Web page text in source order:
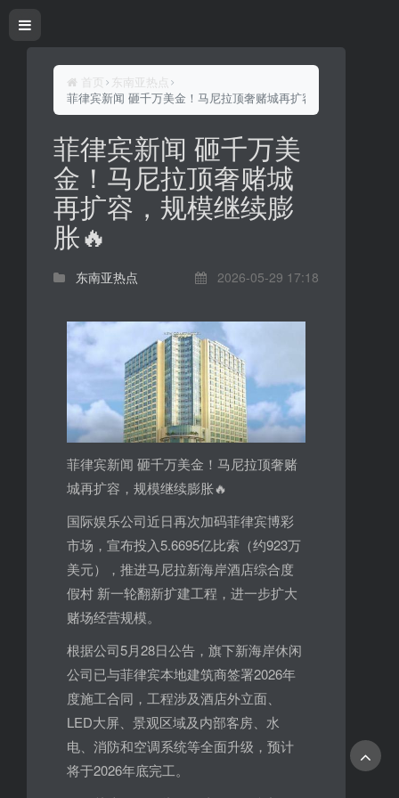
首页
东南亚热点
菲律宾新闻 砸千万美金！马尼拉顶奢赌城再扩容，规模继续膨胀
菲律宾新闻 砸千万美
金！马尼拉顶奢赌城
再扩容，规模继续膨
胀🔥
东南亚热点 2026-05-29 17:18
菲律宾新闻 砸千万美金！马尼拉顶奢赌
城再扩容，规模继续膨胀🔥
国际娱乐公司近日再次加码菲律宾博彩
市场，宣布投入5.6695亿比索（约923万
美元），推进马尼拉新海岸酒店综合度
假村 新一轮翻新扩建工程，进一步扩大
赌场经营规模。
根据公司5月28日公告，旗下新海岸休闲
公司已与菲律宾本地建筑商签署2026年
度施工合同，工程涉及酒店外立面、
LED大屏、景观区域及内部客房、水
电、消防和空调系统等全面升级，预计
将于2026年底完工。